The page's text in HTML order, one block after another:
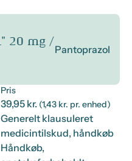
Pantoprazol
Pris
39,95 kr. (1,43 kr. pr. enhed)
Generelt klausuleret
medicintilskud, håndkøb
Håndkøb,